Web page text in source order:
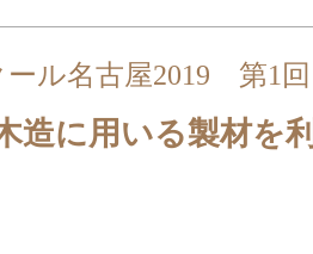
ール名古屋2019 第1
造に用いる製材を